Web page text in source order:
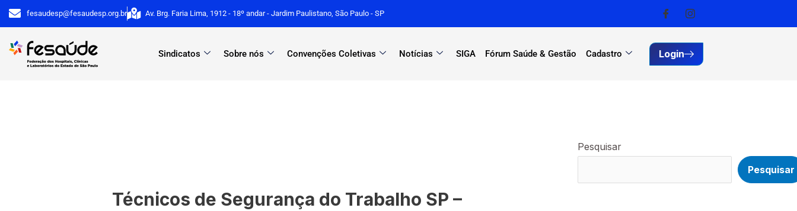
para
conteúdo
fesaudesp@fesaudesp.org.br Av. Brg. Faria Lima, 1912 - 18º andar - Jardim Paulistano, São Paulo - SP
Sindicatos Sobre nós Convenções Coletivas Notícias SIGA Fórum Saúde & Gestão Cadastro Login
Técnicos de Segurança do Trabalho SP –
Pesquisar
Pesquisar